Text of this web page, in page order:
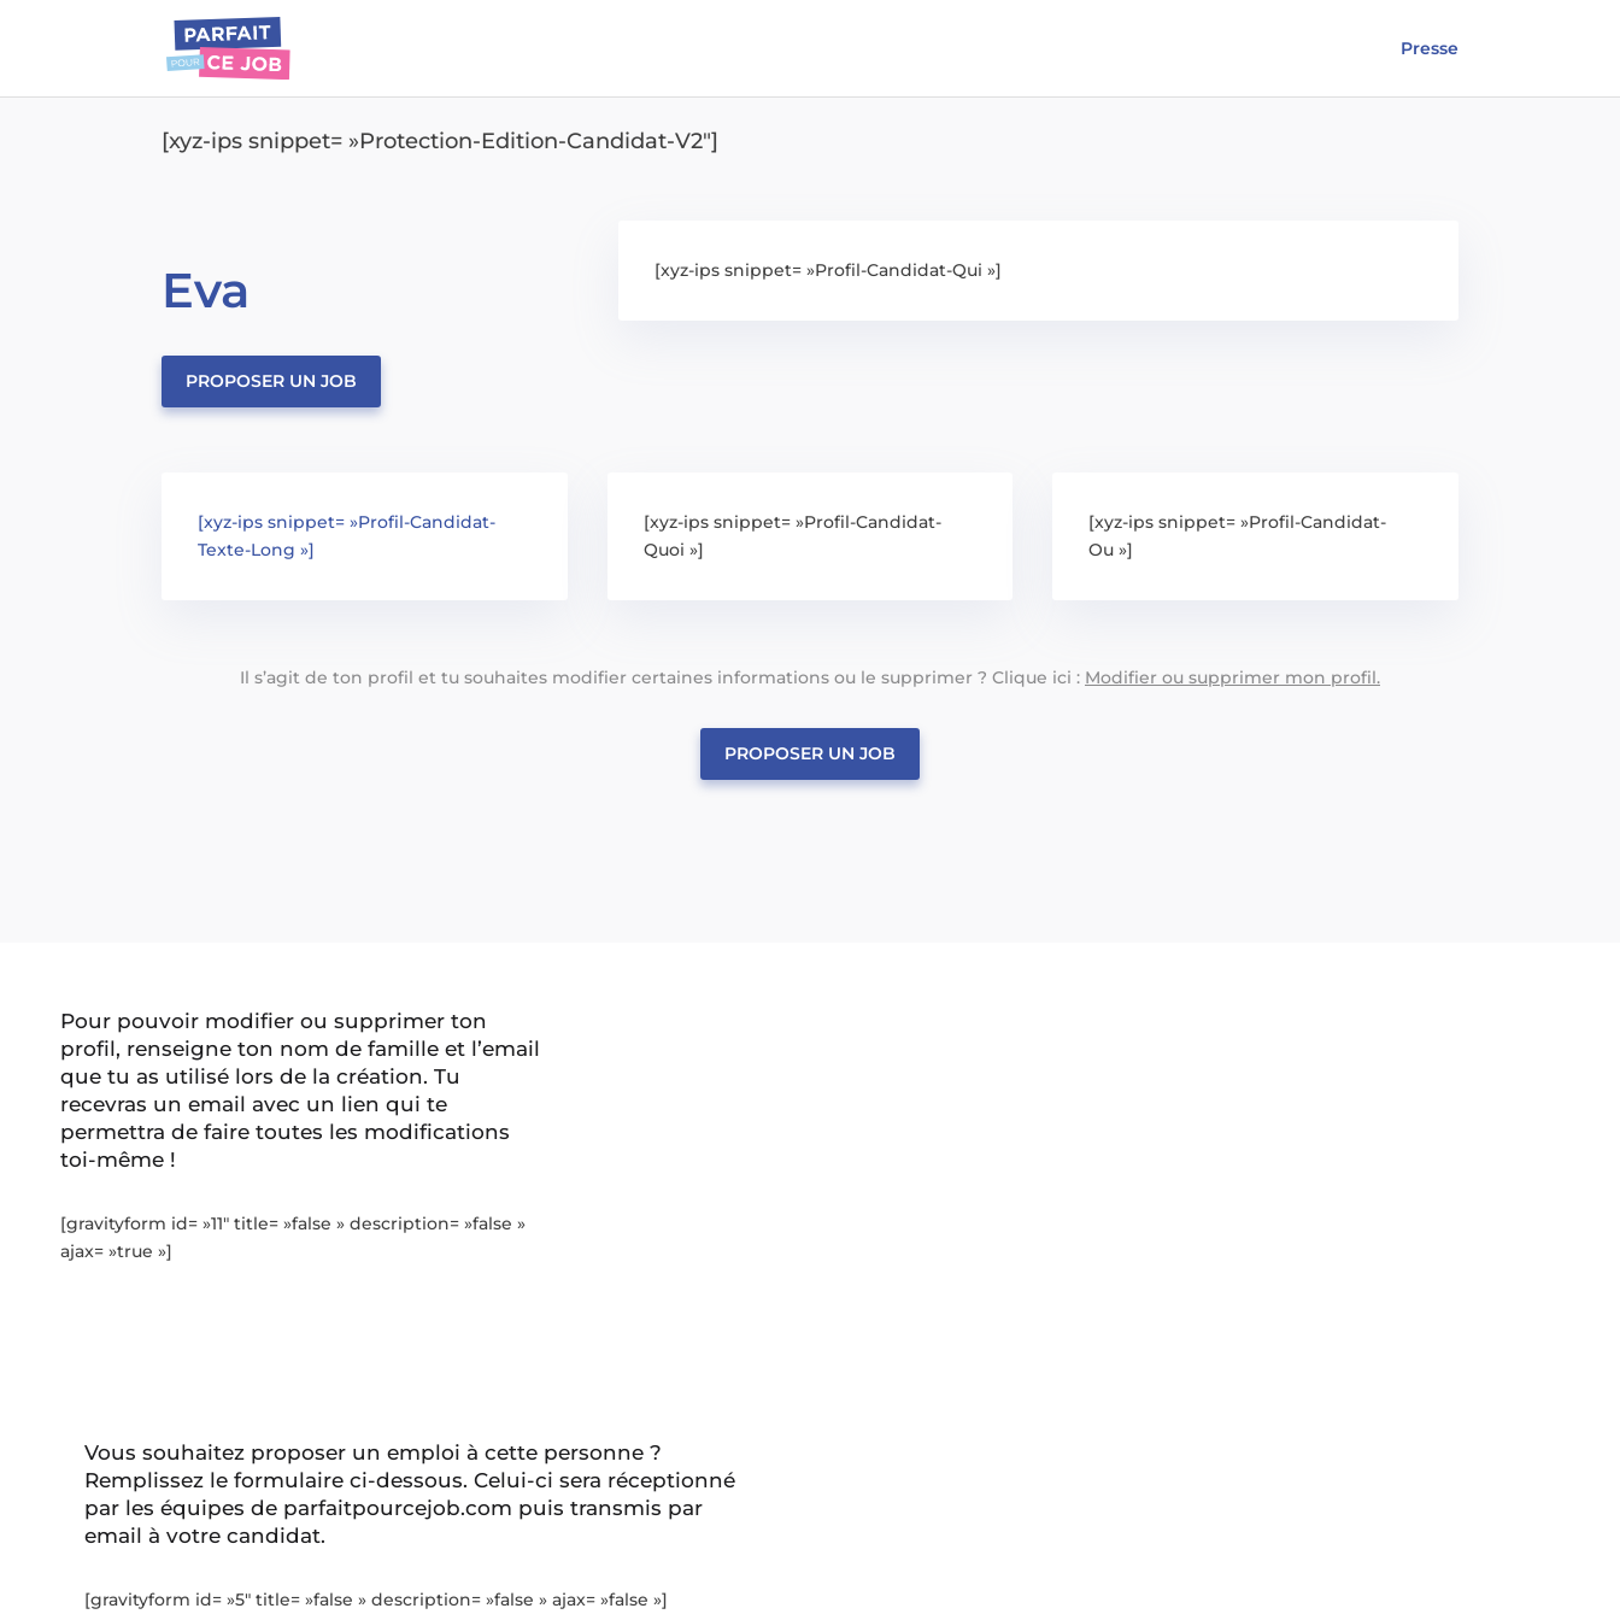
Presse
[xyz-ips snippet= »Protection-Edition-Candidat-V2″]
Eva
PROPOSER UN JOB
[xyz-ips snippet= »Profil-Candidat-Qui »]
[xyz-ips snippet= »Profil-Candidat-
Texte-Long »]
[xyz-ips snippet= »Profil-Candidat-
Quoi »]
[xyz-ips snippet= »Profil-Candidat-
Ou »]
Il s’agit de ton profil et tu souhaites modifier certaines informations ou le supprimer ? Clique ici : Modifier ou supprimer mon profil.
PROPOSER UN JOB
Pour pouvoir modifier ou supprimer ton
profil, renseigne ton nom de famille et l’email
que tu as utilisé lors de la création. Tu
recevras un email avec un lien qui te
permettra de faire toutes les modifications
toi-même !
[gravityform id= »11″ title= »false » description= »false »
ajax= »true »]
Vous souhaitez proposer un emploi à cette personne ?
Remplissez le formulaire ci-dessous. Celui-ci sera réceptionné
par les équipes de parfaitpourcejob.com puis transmis par
email à votre candidat.
[gravityform id= »5″ title= »false » description= »false » ajax= »false »]